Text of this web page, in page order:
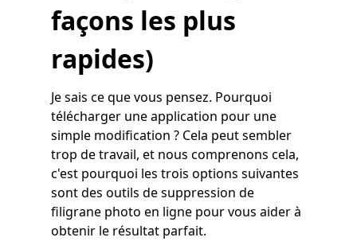
façons les plus
rapides)
Je sais ce que vous pensez. Pourquoi
télécharger une application pour une
simple modification ? Cela peut sembler
trop de travail, et nous comprenons cela,
c'est pourquoi les trois options suivantes
sont des outils de suppression de
filigrane photo en ligne pour vous aider à
obtenir le résultat parfait.